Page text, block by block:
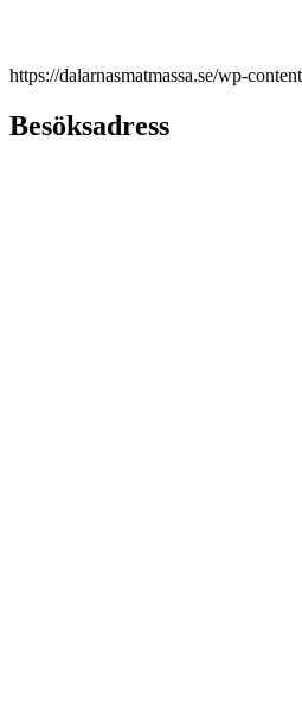
https://dalarnasmatmassa.se/wp-
Besöksadress